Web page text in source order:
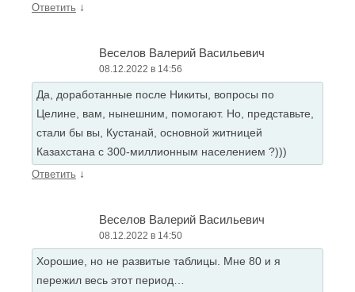
Ответить ↓
Веселов Валерий Васильевич
08.12.2022 в 14:56
Да, доработанные после Никиты, вопросы по
Целине, вам, нынешним, помогают. Но, представьте,
стали бы вы, Кустанай, основной житницей
Казахстана с 300-миллионным населением ?)))
Ответить ↓
Веселов Валерий Васильевич
08.12.2022 в 14:50
Хорошие, но не развитые таблицы. Мне 80 и я
пережил весь этот период…